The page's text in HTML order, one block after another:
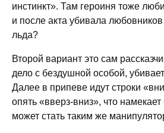
инстинкт». Там героиня тоже
и после акта убивала
льда?
Второй вариант это сам
дело с бездушной особой,
Далее в припеве идут строки
опять «вверз-вниз», что
может стать таким же